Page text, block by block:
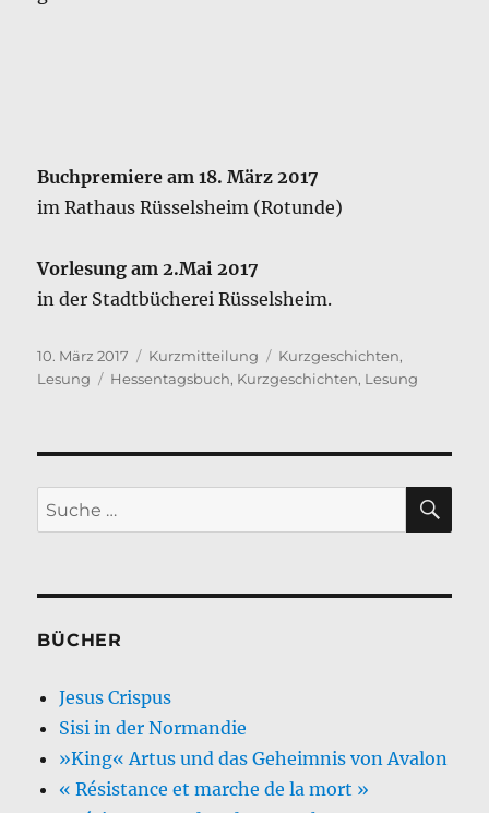
Buchpremiere am 18. März 2017
im Rathaus Rüsselsheim (Rotunde)
Vorlesung am 2.Mai 2017
in der Stadtbücherei Rüsselsheim.
Veröffentlicht
am
10. März 2017 Format
Kurzmitteilung Kategorien
Kurzgeschichten,
Lesung
Schlagwörter
Hessentagsbuch, Kurzgeschichten, Lesung
Suche
nach:
BÜCHER
Jesus Crispus
Sisi in der Normandie
»King« Artus und das Geheimnis von Avalon
« Résistance et marche de la mort »